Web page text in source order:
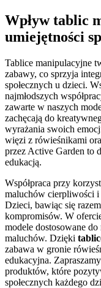
Wpływ tablic
umiejętności
Tablice manipulacyjne
zabawy, co sprzyja
społecznych u dzieci.
najmłodszych
zawarte w naszych
zachęcają do
wyrażania swoich
więzi z rówieśnikami
przez Active Garden to
edukacją.
Współpraca przy
maluchów cierpliwości
Dzieci, bawiąc się
kompromisów. W
modele dostosowane
maluchów. Dzięki
zabawa w gronie
edukacyjna.
produktów, które
społecznych każdego